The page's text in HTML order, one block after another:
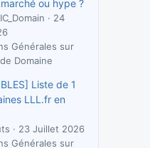
ou hype ?
24
Générales sur
Domaine
Liste de 1
LLL.fr en
23 Juillet 2026
Générales sur